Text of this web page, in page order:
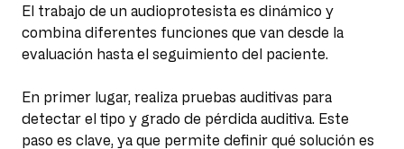
El trabajo de un audioprotesista es dinámico y
combina diferentes funciones que van desde la
evaluación hasta el seguimiento del paciente.
En primer lugar, realiza pruebas auditivas para
detectar el tipo y grado de pérdida auditiva. Este
paso es clave, ya que permite definir qué solución es